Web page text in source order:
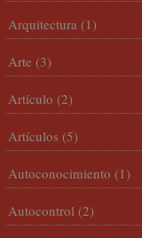
Arquitectura (1)
Arte (3)
Artículo (2)
Artículos (5)
Autoconocimiento (1)
Autocontrol (2)